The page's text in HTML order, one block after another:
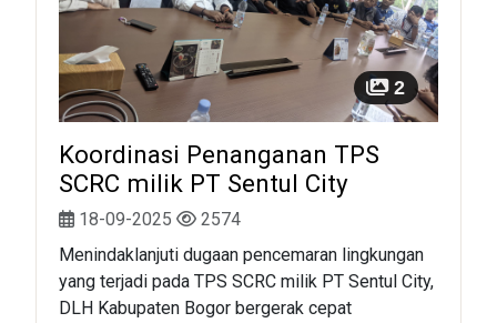
2
Koordinasi Penanganan TPS
SCRC milik PT Sentul City
18-09-2025
2574
Menindaklanjuti dugaan pencemaran lingkungan
yang terjadi pada TPS SCRC milik PT Sentul City,
DLH Kabupaten Bogor bergerak cepat